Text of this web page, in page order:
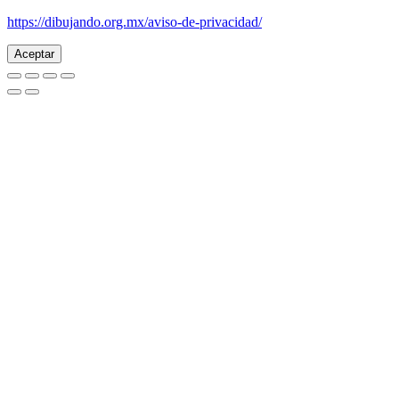
https://dibujando.org.mx/aviso-de-privacidad/
Aceptar